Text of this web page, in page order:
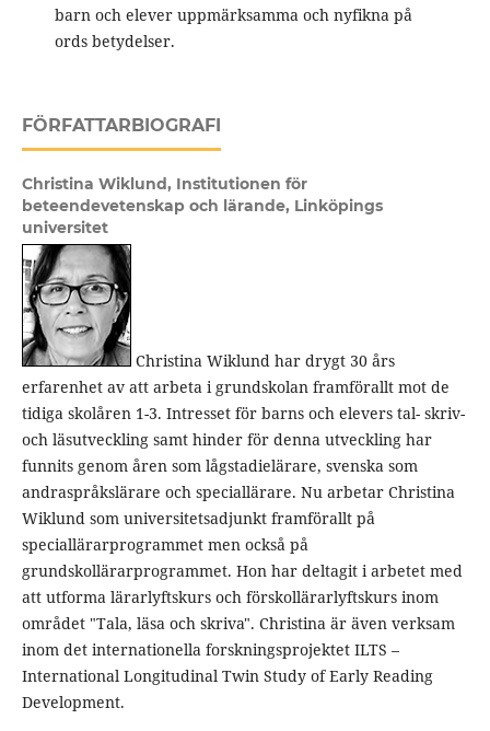
barn och elever uppmärksamma och nyfikna på
ords betydelser.
FÖRFATTARBIOGRAFI
Christina Wiklund, Institutionen för
beteendevetenskap och lärande, Linköpings
universitet
Christina Wiklund har drygt 30 års
erfarenhet av att arbeta i grundskolan framförallt mot de
tidiga skolåren 1-3. Intresset för barns och elevers tal- skriv-
och läsutveckling samt hinder för denna utveckling har
funnits genom åren som lågstadielärare, svenska som
andraspråkslärare och speciallärare. Nu arbetar Christina
Wiklund som universitetsadjunkt framförallt på
speciallärarprogrammet men också på
grundskollärarprogrammet. Hon har deltagit i arbetet med
att utforma lärarlyftskurs och förskollärarlyftskurs inom
området "Tala, läsa och skriva". Christina är även verksam
inom det internationella forskningsprojektet ILTS –
International Longitudinal Twin Study of Early Reading
Development.